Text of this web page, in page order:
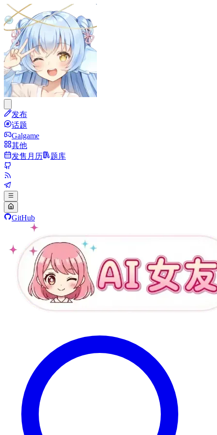
发布
话题
Galgame
其他
发售月历
题库
GitHub